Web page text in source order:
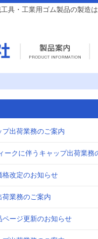
具・工業用ゴム製品の製造
出荷業務のご案内
ークに伴うキャップ出荷業務
格改定のお知らせ
業務のご案内
ページ更新のお知らせ